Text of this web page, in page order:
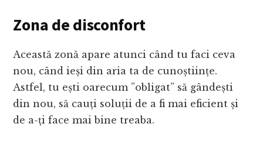
Zona de disconfort
Această zonă apare atunci când tu faci ceva
nou, când ieși din aria ta de cunoștiințe.
Astfel, tu ești oarecum ”obligat” să gândești
din nou, să cauți soluții de a fi mai eficient și
de a-ți face mai bine treaba.